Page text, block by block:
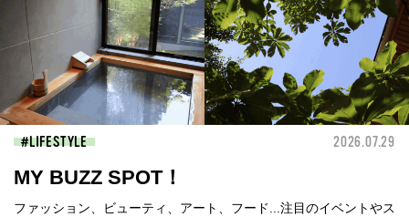
LIFESTYLE 2026.07.29
MY BUZZ SPOT！
ファッション、ビューティ、アート、フード...注目のイベントやス